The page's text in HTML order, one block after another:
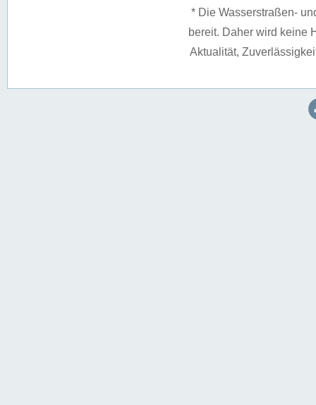
* Die Wasserstraßen-
bereit. Daher wird keine
Aktualität,